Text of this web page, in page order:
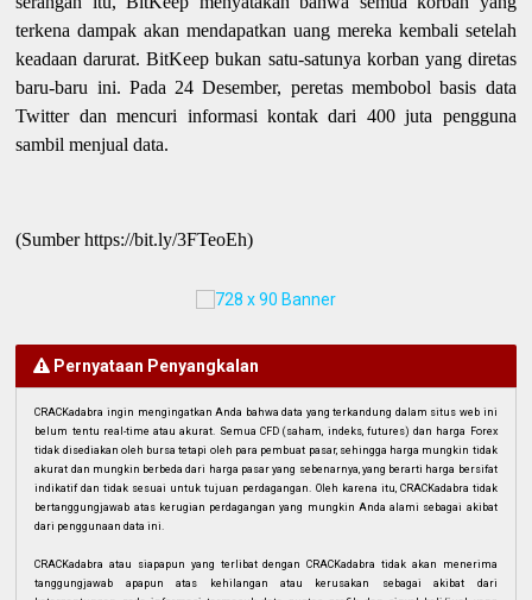
terkena dampak akan mendapatkan uang mereka kembali setelah
keadaan darurat. BitKeep bukan satu-satunya korban yang diretas
baru-baru ini. Pada 24 Desember, peretas membobol basis data
Twitter dan mencuri informasi kontak dari 400 juta pengguna
sambil menjual data.
(Sumber https://bit.ly/3FTeoEh)
Pernyataan Penyangkalan
CRACKadabra ingin mengingatkan Anda bahwa data yang terkandung dalam situs web ini
belum tentu real-time atau akurat. Semua CFD (saham, indeks, futures) dan harga Forex
tidak disediakan oleh bursa tetapi oleh para pembuat pasar, sehingga harga mungkin tidak
akurat dan mungkin berbeda dari harga pasar yang sebenarnya, yang berarti harga bersifat
indikatif dan tidak sesuai untuk tujuan perdagangan. Oleh karena itu, CRACKadabra tidak
bertanggungjawab atas kerugian perdagangan yang mungkin Anda alami sebagai akibat
dari penggunaan data ini.
CRACKadabra atau siapapun yang terlibat dengan CRACKadabra tidak akan menerima
tanggungjawab apapun atas kehilangan atau kerusakan sebagai akibat dari